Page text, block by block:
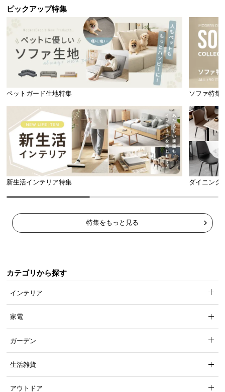
ピックアップ特集
ペットガード生地特集 ソファ特集
新生活インテリア特集 ダイニング
特集をもっと見る
カテゴリから探す
インテリア
家電
ガーデン
生活雑貨
アウトドア